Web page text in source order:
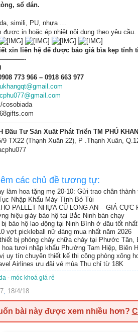
sổ dán.
simili, PU, nhựa …
được in hoặc ép nhiệt nội dung theo yêu cầu.
xin liên hệ để được báo giá bìa kẹp tính
773 966 – 0918 663 977
cosobiada
Đầu Tư Sản Xuất Phát Triển TM PHÚ
9 TX22 (Thạnh Xuân 22), P .Thạnh Xuân,
các chủ đề tương tự:
làm hoa tặng mẹ 20-10: Gửi trao chân thành
Nhập Khẩu Máy Tính Bỏ Túi
PALLET NHỰA CŨ LONG AN – GIÁ
hiệu giày bảo hộ tại Bắc Ninh bán chạy
bị bảo hộ lao động tại Ninh Bình ở đâu tốt
vợt pickleball nữ đáng mua nhất năm 2026
bị phòng cháy chữa cháy tại Phước Tân,
hoa tươi nhập khẩu Phường Tam Hiệp, Biên
uy tín chuyên thiết kế thi công phòng xông
Airlines ưu đãi vé mùa Thu chỉ từ 18K
- móc khoá giá rẻ
, 18/4/18
bài này được xem nhiều hơn?